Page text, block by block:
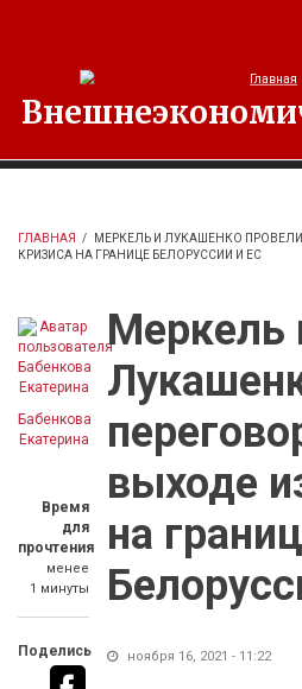
ГЛАВНАЯ /
МЕРКЕЛЬ И ЛУКАШЕНКО
КРИЗИСА НА ГРАНИЦЕ БЕЛОРУССИИ И ЕС
Бабенкова
Екатерина
Время
для
прочтения
менее
1 минуты
Поделись
Меркель
выходе
на
ноября 16, 2021 - 11:22